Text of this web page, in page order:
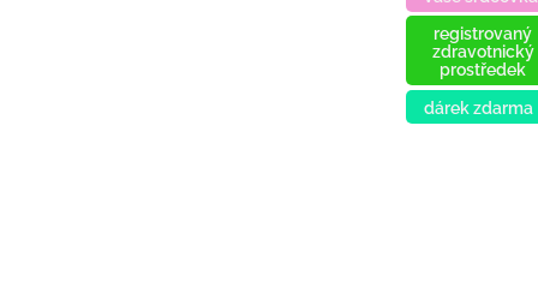
registrovaný
zdravotnický
prostředek
dárek zdarma